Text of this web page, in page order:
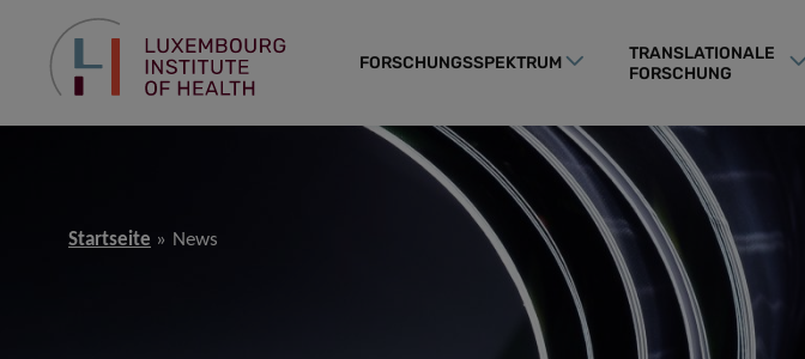
FORSCHUNGSSPEKTRUM
TRANSLATIONALE
FORSCHUNG
Startseite News